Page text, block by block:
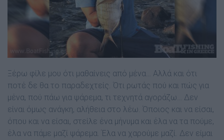
Ξέρω φίλε µου ότι µαθαίνεις από µένα… Αλλά και ότι
ποτέ δε θα το παραδεχτείς. Ότι ρωτάς πού και πώς για
µένα, πού πάω για ψάρεµα, τι τεχνητά αγοράζω… ∆εν
είναι όµως ανάγκη, αλήθεια στο λέω. Όποιος και να είσαι,
όπου και να είσαι, στείλε ένα µήνυµα και έλα να τα πούµε,
έλα να πάµε µαζί ψάρεµα. Έλα να χαρούµε µαζί. ∆εν είµαι